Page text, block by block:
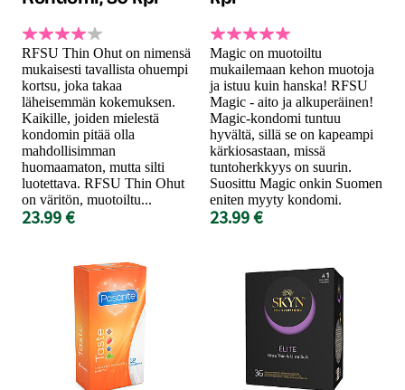
RFSU Thin Ohut on nimensä
mukaisesti tavallista ohuempi
kortsu, joka takaa
läheisemmän kokemuksen.
Kaikille, joiden mielestä
kondomin pitää olla
mahdollisimman
huomaamaton, mutta silti
luotettava. RFSU Thin Ohut
on väritön, muotoiltu...
23.99 €
Magic on muotoiltu
mukailemaan kehon muotoja
ja istuu kuin hanska! RFSU
Magic - aito ja alkuperäinen!
Magic-kondomi tuntuu
hyvältä, sillä se on kapeampi
kärkiosastaan, missä
tuntoherkkyys on suurin.
Suosittu Magic onkin Suomen
eniten myyty kondomi.
23.99 €